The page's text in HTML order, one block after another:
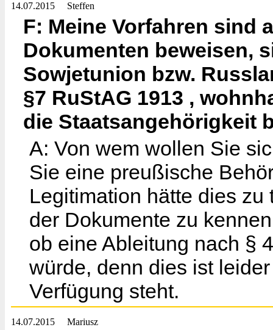
14.07.2015 Steffen
F: Meine Vorfahren sind
Dokumenten beweisen,
Sowjetunion bzw.
§7 RuStAG 1913 ,
die Staatsangehörigkeit
A: Von wem wollen Sie
Sie eine preußische
Legitimation hätte dies
der Dokumente zu
ob eine Ableitung nach §
würde, denn dies ist
Verfügung steht.
14.07.2015 Mariusz